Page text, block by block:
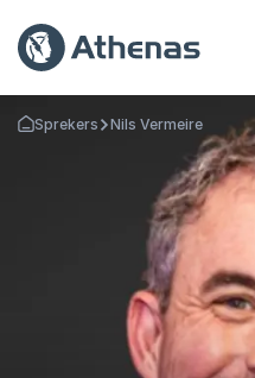
Terug naar de startpagina
Sprekers Nils Vermeire